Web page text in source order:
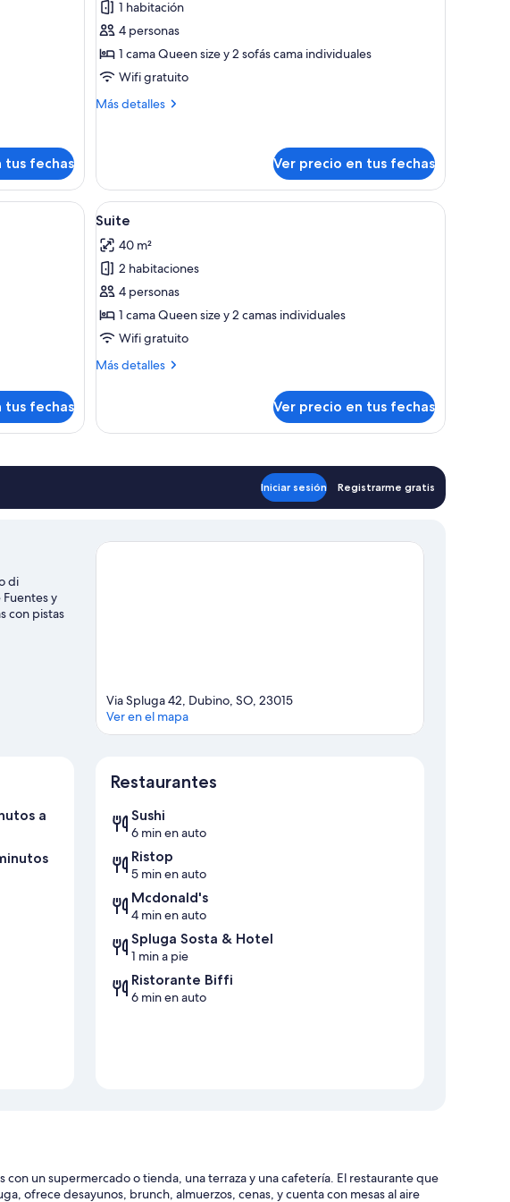
tus fechas
Habitación
cuádruple
1 habitación
4 personas
1 cama Queen size y 2 sofás cama individuales
Wifi gratuito
Más detalles
Más
Ver precio en tus fechas
lavamanos y un espejo.
cama, lámpara de noche y luminarias colgantes.
tus fechas
Ver
todas
las
fotos
de
Suite
Una habitación de hotel con una cama, una
4
Suite
40 m²
2 habitaciones
4 personas
1 cama Queen size y 2 camas individuales
Wifi gratuito
Más detalles
Más
Ver precio en tus fechas
Iniciar sesión Registrarme gratis
di
y
con pistas
Via Spluga 42, Dubino, SO, 23015
Ver en el mapa
a
Restaurantes
Sushi
6 min en auto
Ristop
5 min en auto
Mcdonald's
4 min en auto
Spluga Sosta & Hotel
1 min a pie
Ristorante Biffi
6 min en auto
con un supermercado o tienda, una terraza y una cafetería. El restaurante que
ofrece desayunos, brunch, almuerzos, cenas, y cuenta con mesas al aire